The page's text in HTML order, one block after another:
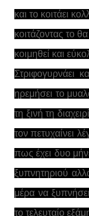
και το κοιτάει
κοιτάζοντας το
κοιμηθεί και
Στριφογυρνάει
ηρεμήσει το
τη ξινή τη
τον πετυχαίνει
πως έχει δυο
ξυπνητηριού
μέρα να
το τελευταίο